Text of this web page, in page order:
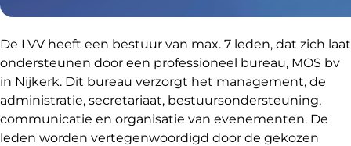
De LVV heeft een bestuur van max. 7 leden, dat zich laat
ondersteunen door een professioneel bureau, MOS bv
in Nijkerk. Dit bureau verzorgt het management, de
administratie, secretariaat, bestuursondersteuning,
communicatie en organisatie van evenementen. De
leden worden vertegenwoordigd door de gekozen